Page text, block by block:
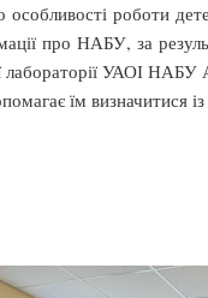
роботи
про НАБУ, за
лабораторії УАОІ
їм визначитися